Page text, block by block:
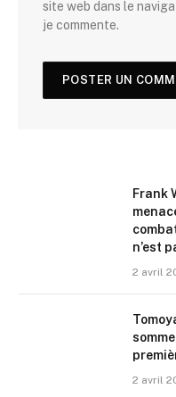
site web dans le
je commente.
Frank
n’est
2 avril
2 avril